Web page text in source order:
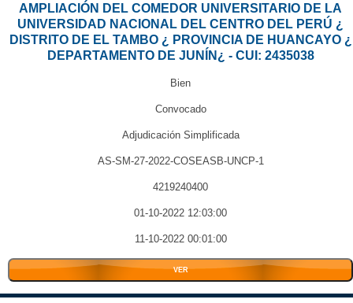
AMPLIACIÓN DEL COMEDOR UNIVERSITARIO DE LA
UNIVERSIDAD NACIONAL DEL CENTRO DEL PERÚ ¿
DISTRITO DE EL TAMBO ¿ PROVINCIA DE HUANCAYO ¿
DEPARTAMENTO DE JUNÍN¿ - CUI: 2435038
Bien
Convocado
Adjudicación Simplificada
AS-SM-27-2022-COSEASB-UNCP-1
4219240400
01-10-2022 12:03:00
11-10-2022 00:01:00
VER